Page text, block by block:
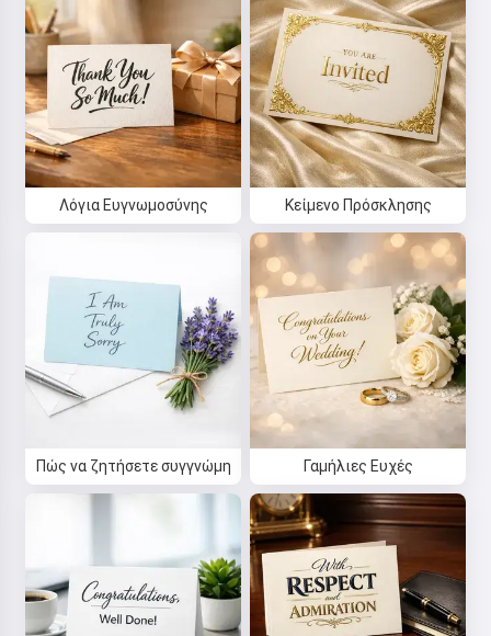
Λόγια Ευγνωμοσύνης Κείμενο Πρόσκλησης
Πώς να ζητήσετε συγγνώμη Γαμήλιες Ευχές